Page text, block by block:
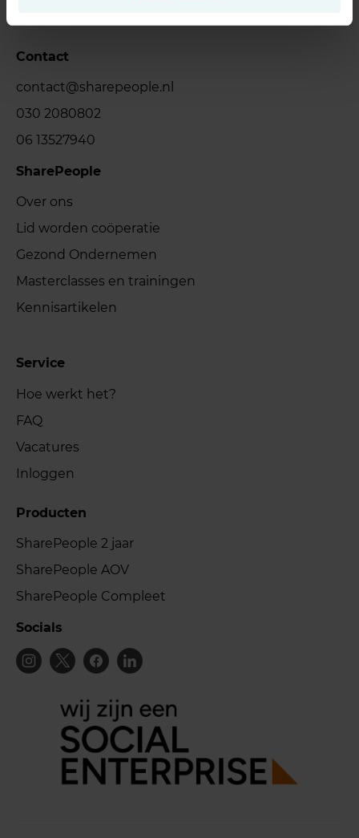
Contact
contact@sharepeople.nl
030 2080802
06 13527940
SharePeople
Over ons
Lid worden coöperatie
Gezond Ondernemen
Masterclasses en trainingen
Kennisartikelen
Service
Hoe werkt het?
FAQ
Vacatures
Inloggen
Producten
SharePeople 2 jaar
SharePeople AOV
SharePeople Compleet
Socials